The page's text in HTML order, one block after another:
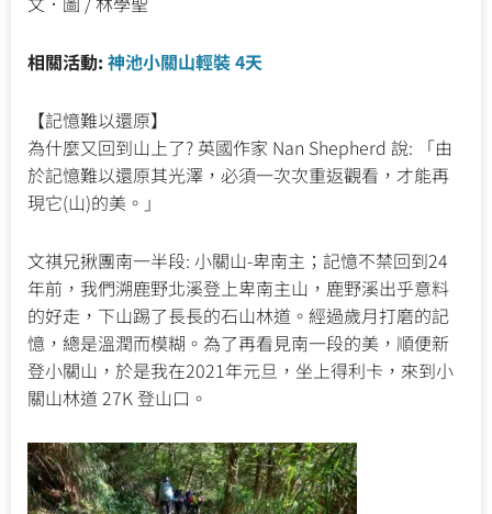
相關活動: 神池小關山輕裝 4天
【記憶難以還原】
為什麼又回到山上了? 英國作家 Nan Shepherd 說: 「由
於記憶難以還原其光澤，必須一次次重返觀看，才能再
現它(山)的美。」
文祺兄揪團南一半段: 小關山-卑南主；記憶不禁回到24
年前，我們溯鹿野北溪登上卑南主山，鹿野溪出乎意料
的好走，下山踢了長長的石山林道。經過歲月打磨的記
憶，總是溫潤而模糊。為了再看見南一段的美，順便新
登小關山，於是我在2021年元旦，坐上得利卡，來到小
關山林道 27K 登山口。